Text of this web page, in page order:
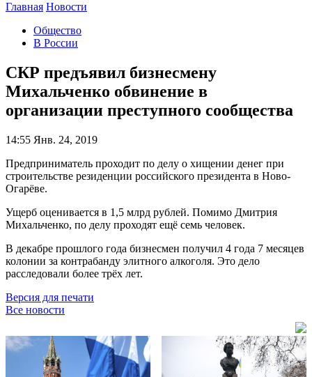
Главная Новости
Общество
В России
СКР предъявил бизнесмену
Михальченко обвинение в
организации преступного сообщества
14:55 Янв. 24, 2019
Предприниматель проходит по делу о хищении денег при
строительстве резиденции российского президента в Ново-
Огарёве.
Ущерб оценивается в 1,5 млрд рублей. Помимо Дмитрия
Михальченко, по делу проходят ещё семь человек.
В декабре прошлого года бизнесмен получил 4 года 7 месяцев
колонии за контрабанду элитного алкоголя. Это дело
расследовали более трёх лет.
Версия для печати
Все новости